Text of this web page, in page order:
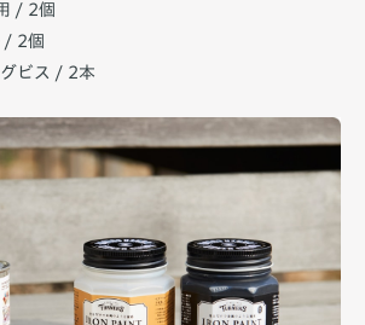
/ 2個
/ 2個
グビス / 2本